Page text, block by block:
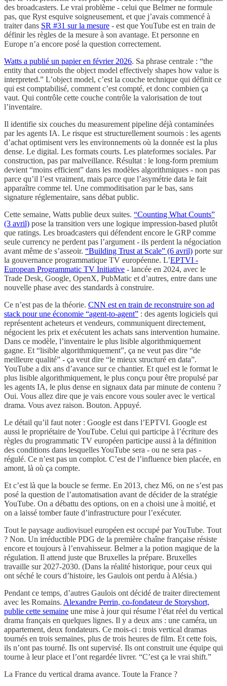
des broadcasters. Le vrai problème - celui que Belmer ne formule
pas, que Ryst esquive soigneusement, et que j’avais commencé à
traiter dans SR #31 sur la mesure - est que YouTube est en train de
définir les règles de la mesure à son avantage. Et personne en
Europe n’a encore posé la question correctement.
Watts a publié un papier en février 2026. Sa phrase centrale : “the
entity that controls the object model effectively shapes how value is
interpreted.” L’object model, c’est la couche technique qui définit ce
qui est comptabilisé, comment c’est compté, et donc combien ça
vaut. Qui contrôle cette couche contrôle la valorisation de tout
l’inventaire.
Il identifie six couches du measurement pipeline déjà contaminées
par les agents IA. Le risque est structurellement sournois : les agents
d’achat optimisent vers les environnements où la donnée est la plus
dense. Le digital. Les formats courts. Les plateformes sociales. Par
construction, pas par malveillance. Résultat : le long-form premium
devient “moins efficient” dans les modèles algorithmiques - non pas
parce qu’il l’est vraiment, mais parce que l’asymétrie data le fait
apparaître comme tel. Une commoditisation par le bas, sans
signature réglementaire, sans débat public.
Cette semaine, Watts publie deux suites. “Counting What Counts”
(3 avril) pose la transition vers une logique impression-based plutôt
que ratings. Les broadcasters qui défendent encore le GRP comme
seule currency ne perdent pas l’argument - ils perdent la négociation
avant même de s’asseoir. “Building Trust at Scale” (6 avril) porte sur
la gouvernance programmatique TV européenne. L’EPTVI -
European Programmatic TV Initiative - lancée en 2024, avec le
Trade Desk, Google, OpenX, PubMatic et d’autres, entre dans une
nouvelle phase avec des standards à construire.
Ce n’est pas de la théorie. CNN est en train de reconstruire son ad
stack pour une économie “agent-to-agent” : des agents logiciels qui
représentent acheteurs et vendeurs, communiquent directement,
négocient les prix et exécutent les achats sans intervention humaine.
Dans ce modèle, l’inventaire le plus lisible algorithmiquement
gagne. Et “lisible algorithmiquement”, ça ne veut pas dire “de
meilleure qualité” - ça veut dire “le mieux structuré en data”.
YouTube a dix ans d’avance sur ce chantier. Et quel est le format le
plus lisible algorithmiquement, le plus conçu pour être propulsé par
les agents IA, le plus dense en signaux data par minute de contenu ?
Oui. Vous allez dire que je vais encore vous souler avec le vertical
drama. Vous avez raison. Bouton. Appuyé.
Le détail qu’il faut noter : Google est dans l’EPTVI. Google est
aussi le propriétaire de YouTube. Celui qui participe à l’écriture des
règles du programmatic TV européen participe aussi à la définition
des conditions dans lesquelles YouTube sera - ou ne sera pas -
régulé. Ce n’est pas un complot. C’est de l’influence bien placée, en
amont, là où ça compte.
Et c’est là que la boucle se ferme. En 2013, chez M6, on ne s’est pas
posé la question de l’automatisation avant de décider de la stratégie
YouTube. On a débattu des options, on en a choisi une à moitié, et
on a laissé tomber faute d’infrastructure pour l’exécuter.
Tout le paysage audiovisuel européen est occupé par YouTube. Tout
? Non. Un irréductible PDG de la première chaîne française résiste
encore et toujours à l’envahisseur. Belmer a la potion magique de la
régulation. Il attend juste que Bruxelles la prépare. Bruxelles
travaille sur 2027-2030. (Dans la réalité historique, pour ceux qui
ont séché le cours d’histoire, les Gaulois ont perdu à Alésia.)
Pendant ce temps, d’autres Gaulois ont décidé de traiter directement
avec les Romains. Alexandre Perrin, co-fondateur de Storyshort,
publie cette semaine une mise à jour qui résume l’état réel du vertical
drama français en quelques lignes. Il y a deux ans : une caméra, un
appartement, deux fondateurs. Ce mois-ci : trois vertical dramas
tournés en trois semaines, plus de trois heures de film. Et cette fois,
ils n’ont pas tourné. Ils ont supervisé. Ils ont construit une équipe qui
tourne à leur place et l’ont regardée livrer. “C’est ça le vrai shift.”
La France du vertical drama avance. Toute la France ?